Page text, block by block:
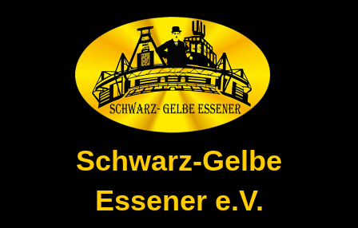
Schwarz-Gelbe
Essener e.V.